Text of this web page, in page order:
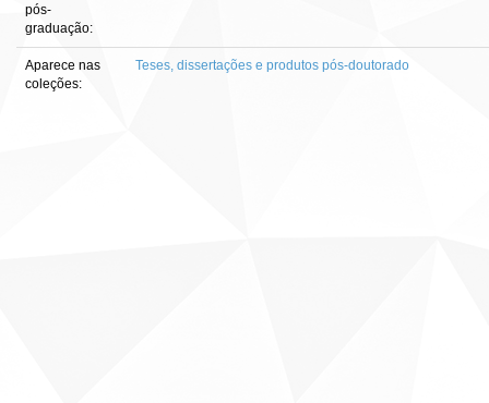
pós-
graduação:
Aparece nas
coleções:
Teses, dissertações e produtos pós-doutorado